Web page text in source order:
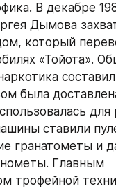
В декабре
Дымова
который
«Тойота».
была
для
ставили
гранатометы и
Главным
трофейной